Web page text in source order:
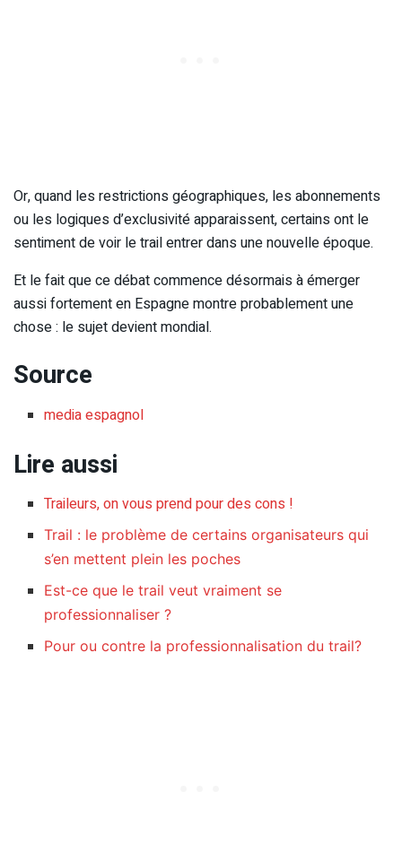
Or, quand les restrictions géographiques, les abonnements
ou les logiques d’exclusivité apparaissent, certains ont le
sentiment de voir le trail entrer dans une nouvelle époque.
Et le fait que ce débat commence désormais à émerger
aussi fortement en Espagne montre probablement une
chose : le sujet devient mondial.
Source
media espagnol
Lire aussi
Traileurs, on vous prend pour des cons !
Trail : le problème de certains organisateurs qui
s’en mettent plein les poches
Est-ce que le trail veut vraiment se
professionnaliser ?
Pour ou contre la professionnalisation du trail?